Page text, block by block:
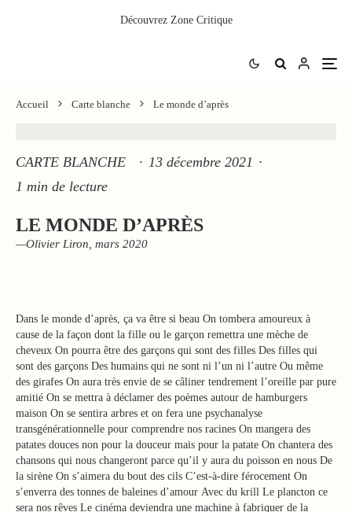
Découvrez Zone Critique
Accueil Carte blanche Le monde d’après
CARTE BLANCHE · 13 décembre 2021 ·
1 min de lecture
LE MONDE D’APRÈS
—Olivier Liron, mars 2020
Dans le monde d’après, ça va être si beau On tombera amoureux à
cause de la façon dont la fille ou le garçon remettra une mèche de
cheveux On pourra être des garçons qui sont des filles Des filles qui
sont des garçons Des humains qui ne sont ni l’un ni l’autre Ou même
des girafes On aura très envie de se câliner tendrement l’oreille par pure
amitié On se mettra à déclamer des poèmes autour de hamburgers
maison On se sentira arbres et on fera une psychanalyse
transgénérationnelle pour comprendre nos racines On mangera des
patates douces non pour la douceur mais pour la patate On chantera des
chansons qui nous changeront parce qu’il y aura du poisson en nous De
la sirène On s’aimera du bout des cils C’est-à-dire férocement On
s’enverra des tonnes de baleines d’amour Avec du krill Le plancton ce
sera nos rêves Le cinéma deviendra une machine à fabriquer de la